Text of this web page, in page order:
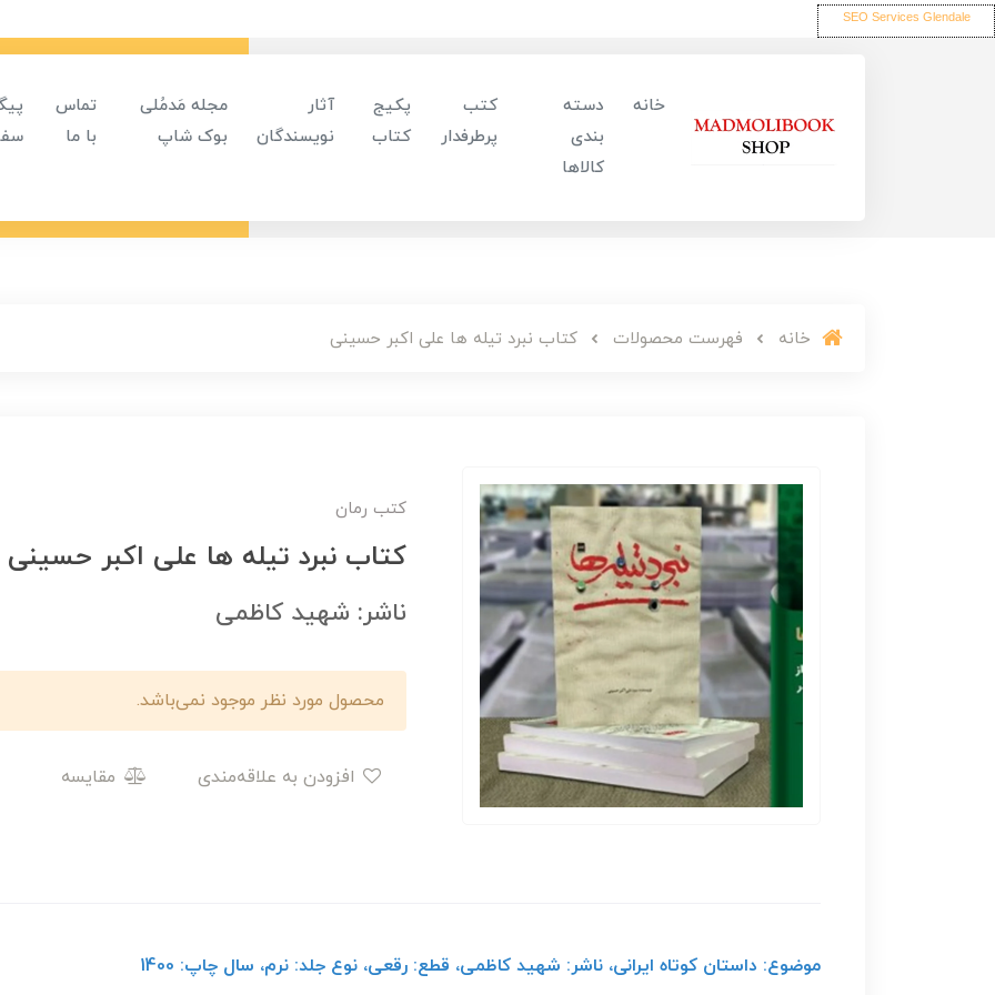
SEO Services Glendale
خانه
دسته
بندی
کالاها
کتب
پرطرفدار
پکیج
کتاب
آثار
نویسندگان
مجله مَدمُلی
بوک شاپ
تماس
با ما
خانه فهرست محصولات کتاب نبرد تیله ها علی اکبر حسینی
کتب رمان
کتاب نبرد تیله ها علی اکبر حسینی
ناشر: شهید کاظمی
محصول مورد نظر موجود نمی‌باشد.
مقایسه
موضوع: داستان کوتاه ایرانی، ناشر: شهید کاظمی، قطع: رقعی، نوع جلد: نرم، سال چاپ: 1400